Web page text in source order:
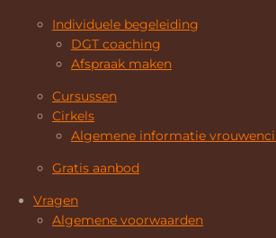
Individuele begeleiding
DGT coaching
Afspraak maken
Cursussen
Cirkels
Algemene informatie
Gratis aanbod
Vragen
Algemene voorwaarden